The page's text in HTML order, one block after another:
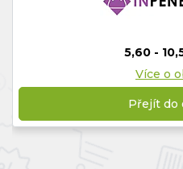
5,60 -
Více o
Přejít do